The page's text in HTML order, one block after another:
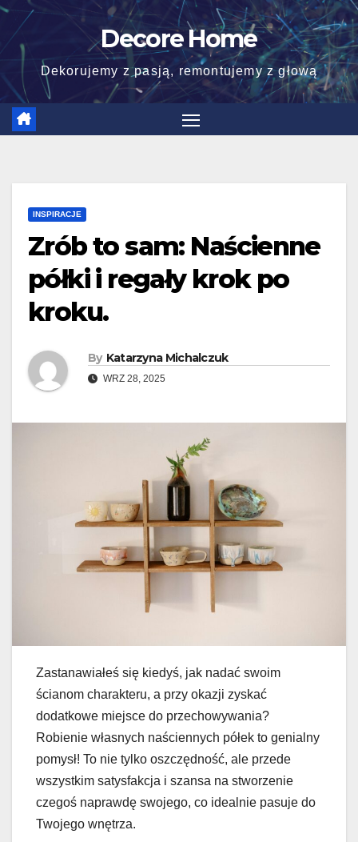
Skip
content
Decore Home
Dekorujemy z pasją, remontujemy z głową
INSPIRACJE
Zrób to sam: Naścienne
półki i regały krok po
kroku.
By Katarzyna Michalczuk
WRZ 28, 2025
Zastanawiałeś się kiedyś, jak nadać swoim
ścianom charakteru, a przy okazji zyskać
dodatkowe miejsce do przechowywania?
Robienie własnych naściennych półek to genialny
pomysł! To nie tylko oszczędność, ale przede
wszystkim satysfakcja i szansa na stworzenie
czegoś naprawdę swojego, co idealnie pasuje do
Twojego wnętrza.